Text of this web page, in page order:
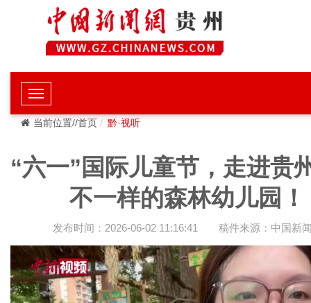
当前位置//首页 黔·视听
“六一”国际儿童节，走进贵
不一样的森林幼儿园！
发布时间：2026-06-02 11:16:41 稿件来源：中国新